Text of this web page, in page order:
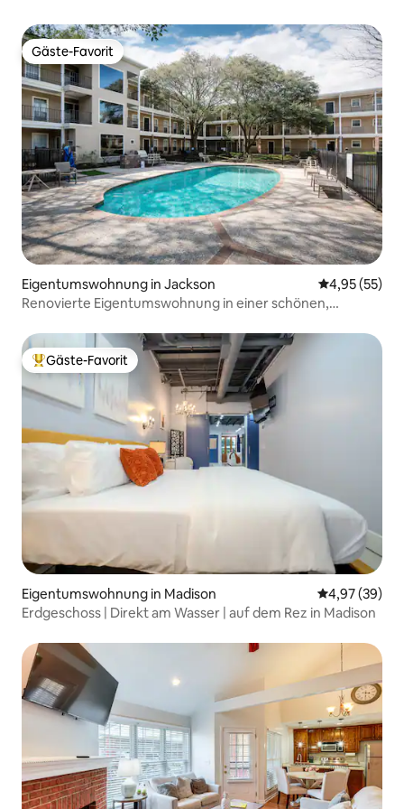
Gäste-Favorit
Gäste-Favorit
Eigentumswohnung in Jackson
4,95 (55)
Renovierte Eigentumswohnung in einer schönen,
Beliebter Gäste-Favorit.
Gäste-Favorit
Eigentumswohnung in Madison
4,97 (39)
Erdgeschoss | Direkt am Wasser | auf dem Rez in Madison